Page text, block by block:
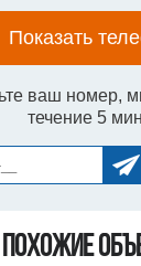
Показать
ваш номер,
течение 5
Похожие